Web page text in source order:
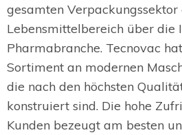
gesamten
Lebensmittelbereich über die
Pharmabranche. Tecnovac
Sortiment an modernen
die nach den höchsten
konstruiert sind. Die hohe
Kunden bezeugt am besten